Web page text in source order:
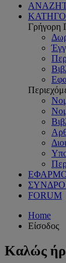
Γρήγορη
FORUM
Home
Είσοδος
Καλώς